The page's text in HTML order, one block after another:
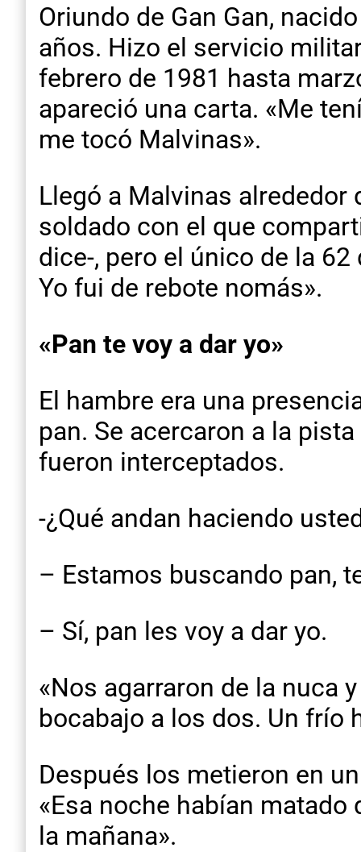
Oriundo de Gan Gan,
años. Hizo el servicio
febrero de 1981 hasta
apareció una carta. «Me
me tocó Malvinas».
Llegó a Malvinas alrededor
soldado con el que
dice-, pero el único de la
Yo fui de rebote nomás».
«Pan te voy a dar yo»
El hambre era una
pan. Se acercaron a la
fueron interceptados.
-¿Qué andan haciendo
– Estamos buscando pan,
– Sí, pan les voy a dar yo.
«Nos agarraron de la nuca
bocabajo a los dos. Un frío
Después los metieron en
«Esa noche habían
la mañana».